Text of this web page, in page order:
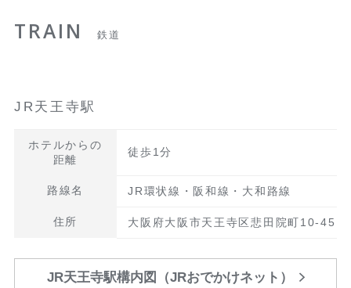
TRAIN 鉄道
JR天王寺駅
ホテルからの
距離
徒歩1分
路線名 JR環状線・阪和線・大和路線
住所 大阪府大阪市天王寺区悲田院町10-45
JR天王寺駅構内図（JRおでかけネット）